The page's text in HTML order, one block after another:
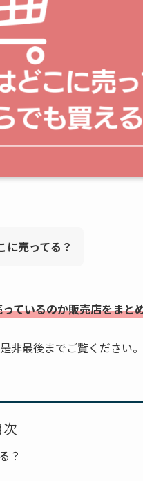
売ってる？
ているのか販売店をまと
非最後までご覧ください。
次
？